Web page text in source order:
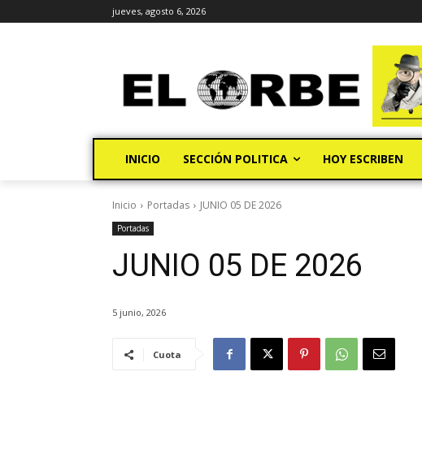
jueves, agosto 6, 2026
INICIO SECCIÓN POLITICA HOY ESCRIBEN
Inicio Portadas JUNIO 05 DE 2026
Portadas
JUNIO 05 DE 2026
5 junio, 2026
Cuota